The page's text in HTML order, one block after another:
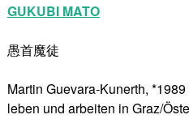
GUKUBI MATO
愚首魔徒
Martin Guevara-Kunerth,
leben und arbeiten in Graz/